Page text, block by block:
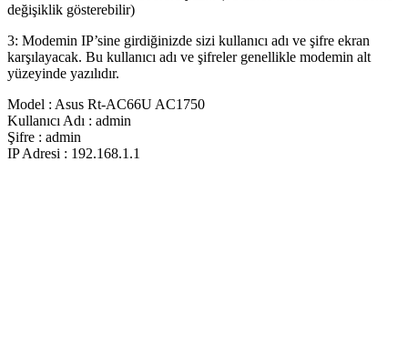
değişiklik gösterebilir)
3: Modemin IP’sine girdiğinizde sizi kullanıcı adı ve şifre ekran
karşılayacak. Bu kullanıcı adı ve şifreler genellikle modemin alt
yüzeyinde yazılıdır.
Model : Asus Rt-AC66U AC1750
Kullanıcı Adı : admin
Şifre : admin
IP Adresi : 192.168.1.1